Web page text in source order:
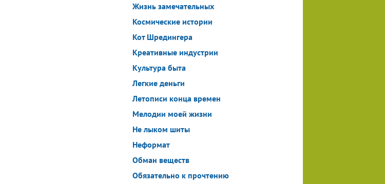
Жизнь замечательных
Космические истории
Кот Шредингера
Креативные индустрии
Культура быта
Легкие деньги
Летописи конца времен
Мелодии моей жизни
Не лыком шиты
Неформат
Обман веществ
Обязательно к прочтению